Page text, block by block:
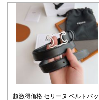
超激得価格 セリーヌ ベルトバッ